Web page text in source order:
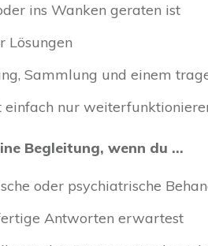
ins Wanken geraten ist
Lösungen
Sammlung und einem
einfach nur
Begleitung, wenn du …
oder psychiatrische
Antworten erwartest